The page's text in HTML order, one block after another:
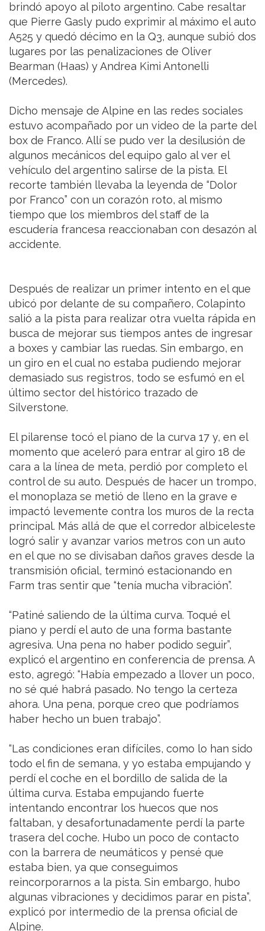
brindó apoyo al piloto argentino. Cabe resaltar
que Pierre Gasly pudo exprimir al máximo el auto
A525 y quedó décimo en la Q3, aunque subió dos
lugares por las penalizaciones de Oliver
Bearman (Haas) y Andrea Kimi Antonelli
(Mercedes).
Dicho mensaje de Alpine en las redes sociales
estuvo acompañado por un video de la parte del
box de Franco. Allí se pudo ver la desilusión de
algunos mecánicos del equipo galo al ver el
vehículo del argentino salirse de la pista. El
recorte también llevaba la leyenda de “Dolor
por Franco” con un corazón roto, al mismo
tiempo que los miembros del staff de la
escudería francesa reaccionaban con desazón al
accidente.
Después de realizar un primer intento en el que
ubicó por delante de su compañero, Colapinto
salió a la pista para realizar otra vuelta rápida en
busca de mejorar sus tiempos antes de ingresar
a boxes y cambiar las ruedas. Sin embargo, en
un giro en el cual no estaba pudiendo mejorar
demasiado sus registros, todo se esfumó en el
último sector del histórico trazado de
Silverstone.
El pilarense tocó el piano de la curva 17 y, en el
momento que aceleró para entrar al giro 18 de
cara a la línea de meta, perdió por completo el
control de su auto. Después de hacer un trompo,
el monoplaza se metió de lleno en la grave e
impactó levemente contra los muros de la recta
principal. Más allá de que el corredor albiceleste
logró salir y avanzar varios metros con un auto
en el que no se divisaban daños graves desde la
transmisión oficial, terminó estacionando en
Farm tras sentir que “tenía mucha vibración”.
“Patiné saliendo de la última curva. Toqué el
piano y perdí el auto de una forma bastante
agresiva. Una pena no haber podido seguir”,
explicó el argentino en conferencia de prensa. A
esto, agregó: “Había empezado a llover un poco,
no sé qué habrá pasado. No tengo la certeza
ahora. Una pena, porque creo que podríamos
haber hecho un buen trabajo”.
“Las condiciones eran difíciles, como lo han sido
todo el fin de semana, y yo estaba empujando y
perdí el coche en el bordillo de salida de la
última curva. Estaba empujando fuerte
intentando encontrar los huecos que nos
faltaban, y desafortunadamente perdí la parte
trasera del coche. Hubo un poco de contacto
con la barrera de neumáticos y pensé que
estaba bien, ya que conseguimos
reincorporarnos a la pista. Sin embargo, hubo
algunas vibraciones y decidimos parar en pista”,
explicó por intermedio de la prensa oficial de
Alpine.